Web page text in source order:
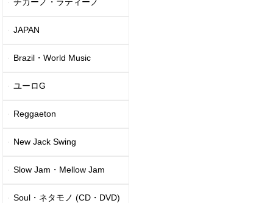
JAPAN
Brazil・World Music
ユーロG
Reggaeton
New Jack Swing
Slow Jam・Mellow Jam
Soul・ネタモノ (CD・DVD)